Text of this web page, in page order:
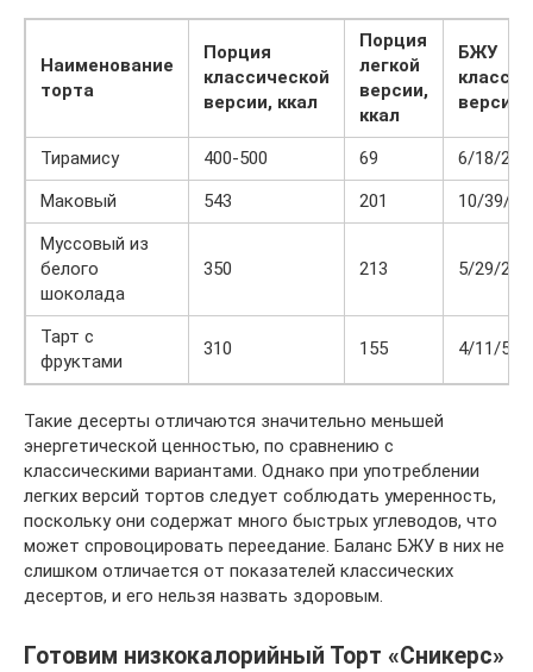
Наименование
торта
Порция
классической
версии, ккал
Порция
легкой
версии,
ккал
БЖУ
версии
Тирамису 400-500 69
6/18/25
Маковый
543 201
10/39/36
Муссовый из
белого
шоколада
350 213 5/29/27
Тарт с
фруктами
310 155 4/11/57
Такие десерты отличаются значительно меньшей
энергетической ценностью, по сравнению с
классическими вариантами. Однако при употреблении
легких версий тортов следует соблюдать умеренность,
поскольку они содержат много быстрых углеводов, что
может спровоцировать переедание. Баланс БЖУ в них не
слишком отличается от показателей классических
десертов, и его нельзя назвать здоровым.
Готовим низкокалорийный Торт «Сникерс»